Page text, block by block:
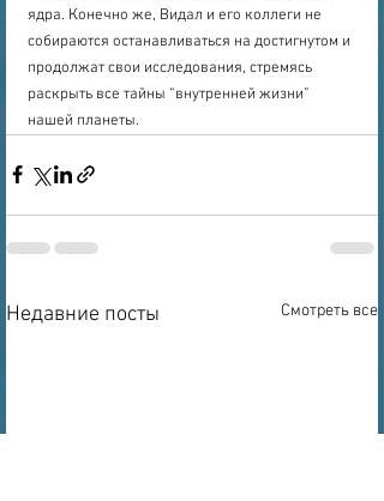
ядра. Конечно же, Видал и его коллеги не
собираются останавливаться на достигнутом и
продолжат свои исследования, стремясь
раскрыть все тайны “внутренней жизни”
нашей планеты.
Недавние посты Смотреть все